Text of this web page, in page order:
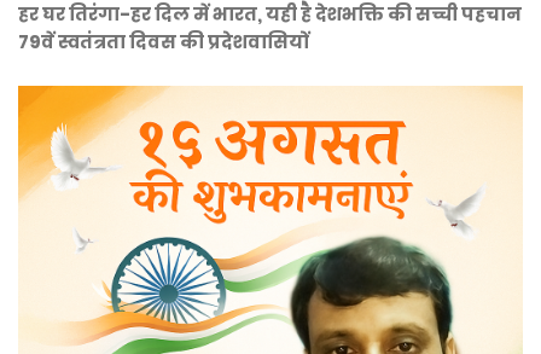
हर घर तिरंगा-हर दिल में भारत, यही है देशभक्ति की सच्ची पहचान
79वें स्वतंत्रता दिवस की प्रदेशवासियों